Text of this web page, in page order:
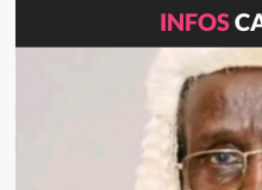
INFOS